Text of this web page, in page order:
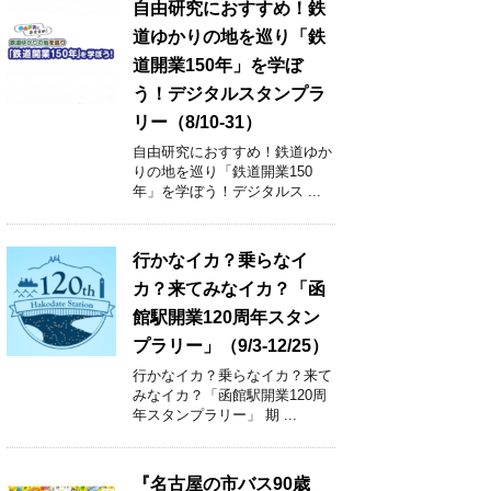
自由研究におすすめ！鉄
道ゆかりの地を巡り「鉄
道開業150年」を学ぼ
う！デジタルスタンプラ
リー（8/10-31）
自由研究におすすめ！鉄道ゆか
りの地を巡り「鉄道開業150
年」を学ぼう！デジタルス ...
行かなイカ？乗らなイ
カ？来てみなイカ？「函
館駅開業120周年スタン
プラリー」（9/3-12/25）
行かなイカ？乗らなイカ？来て
みなイカ？「函館駅開業120周
年スタンプラリー」 期 ...
『名古屋の市バス90歳